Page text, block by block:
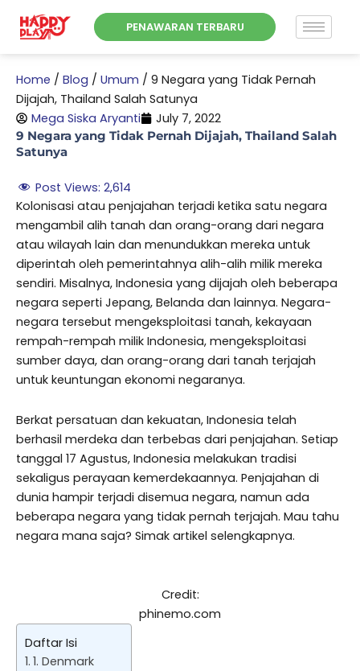
PENAWARAN TERBARU
Home / Blog / Umum / 9 Negara yang Tidak Pernah
Dijajah, Thailand Salah Satunya
Mega Siska Aryanti
July 7, 2022
9 Negara yang Tidak Pernah Dijajah, Thailand Salah
Satunya
Post Views: 2,614
Kolonisasi atau penjajahan terjadi ketika satu negara
mengambil alih tanah dan orang-orang dari negara
atau wilayah lain dan menundukkan mereka untuk
diperintah oleh pemerintahnya alih-alih milik mereka
sendiri. Misalnya, Indonesia yang dijajah oleh beberapa
negara seperti Jepang, Belanda dan lainnya. Negara-
negara tersebut mengeksploitasi tanah, kekayaan
rempah-rempah milik Indonesia, mengeksploitasi
sumber daya, dan orang-orang dari tanah terjajah
untuk keuntungan ekonomi negaranya.
Berkat persatuan dan kekuatan, Indonesia telah
berhasil merdeka dan terbebas dari penjajahan. Setiap
tanggal 17 Agustus, Indonesia melakukan tradisi
sekaligus perayaan kemerdekaannya. Penjajahan di
dunia hampir terjadi disemua negara, namun ada
beberapa negara yang tidak pernah terjajah. Mau tahu
negara mana saja? Simak artikel selengkapnya.
Credit:
phinemo.com
Daftar Isi
1. Denmark